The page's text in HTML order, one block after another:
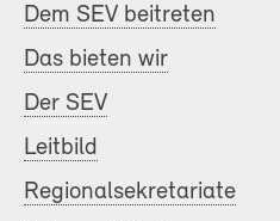
Dem SEV beitreten
Das bieten wir
Der SEV
Leitbild
Regionalsekretariate